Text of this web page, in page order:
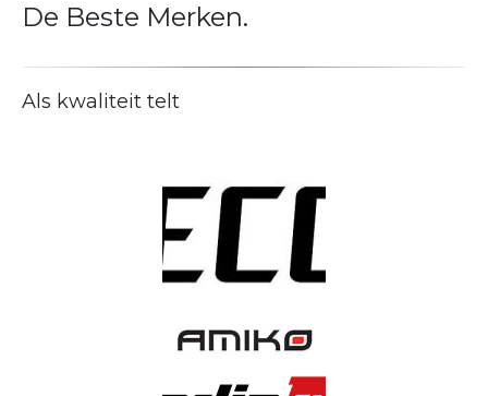
De Beste Merken.
Als kwaliteit telt